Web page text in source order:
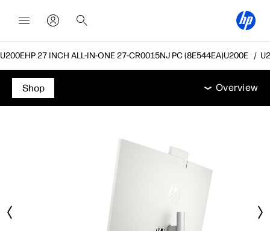
HP 27 INCH ALL-IN-ONE 27-CR0015NJ PC (8E544EA)
Overview מאפיינים מפרט טכני אביזרים
תמיכה
Overview
Shop